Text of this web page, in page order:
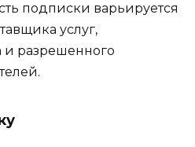
подписки варьируется
услуг,
и разрешенного